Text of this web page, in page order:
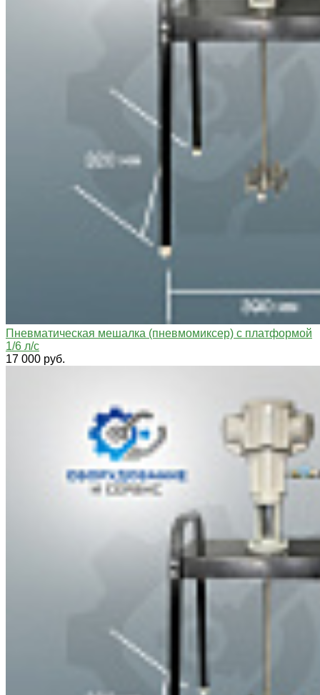
Пневматическая мешалка (пневмомиксер) с платформой
1/6 л/с
17 000 руб.